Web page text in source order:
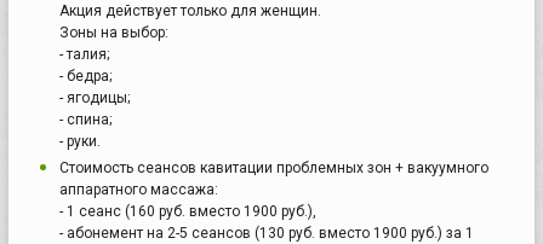
Акция действует только для женщин.
Зоны на выбор:
- талия;
- бедра;
- ягодицы;
- спина;
- руки.
Стоимость сеансов кавитации проблемных зон + вакуумного
аппаратного массажа:
- 1 сеанс (160 руб. вместо 1900 руб.),
- абонемент на 2-5 сеансов (130 руб. вместо 1900 руб.) за 1